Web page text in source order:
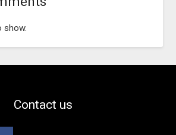
show.
Contact us